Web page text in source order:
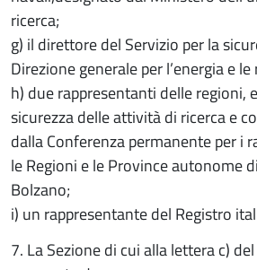
ricerca;
g) il direttore del Servizio per la
Direzione generale per l’energia e
h) due rappresentanti delle regioni,
sicurezza delle attività di ricerca e
dalla Conferenza permanente per i
le Regioni e le Province autonome
Bolzano;
i) un rappresentante del Registro
7. La Sezione di cui alla lettera c)